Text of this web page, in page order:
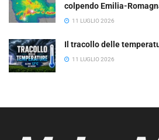
colpendo Emilia-
11 LUGLIO 2026
Il tracollo delle
11 LUGLIO 2026